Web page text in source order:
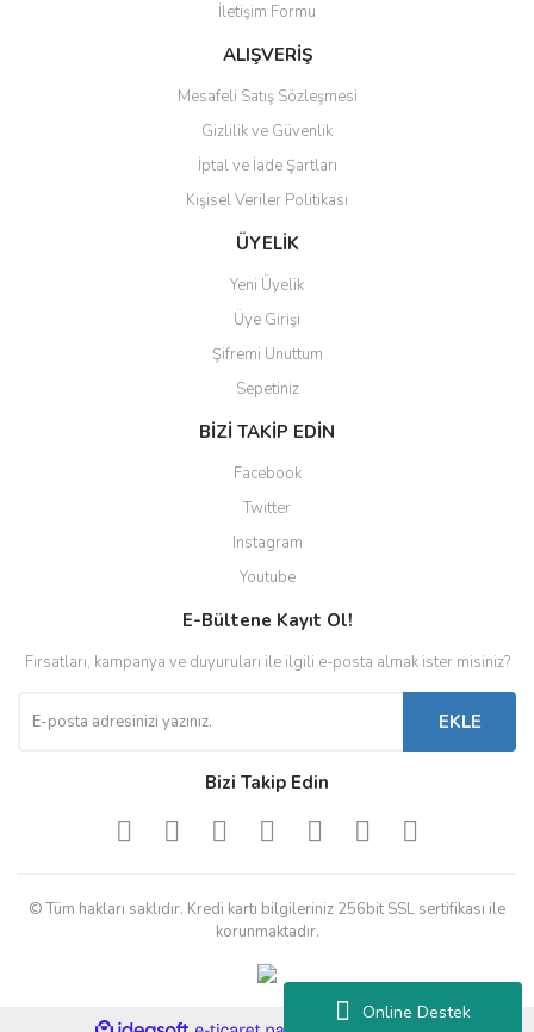
Online Destek
İletişim Formu
ALIŞVERİŞ
Mesafeli Satış Sözleşmesi
Gizlilik ve Güvenlik
İptal ve İade Şartları
Kişisel Veriler Politikası
ÜYELİK
Yeni Üyelik
Üye Girişi
Şifremi Unuttum
Sepetiniz
BİZİ TAKİP EDİN
Facebook
Twitter
Instagram
Youtube
E-Bültene Kayıt Ol!
Fırsatları, kampanya ve duyuruları ile ilgili e-posta almak ister misiniz?
EKLE
Bizi Takip Edin
© Tüm hakları saklıdır. Kredi kartı bilgileriniz 256bit SSL sertifikası ile
korunmaktadır.